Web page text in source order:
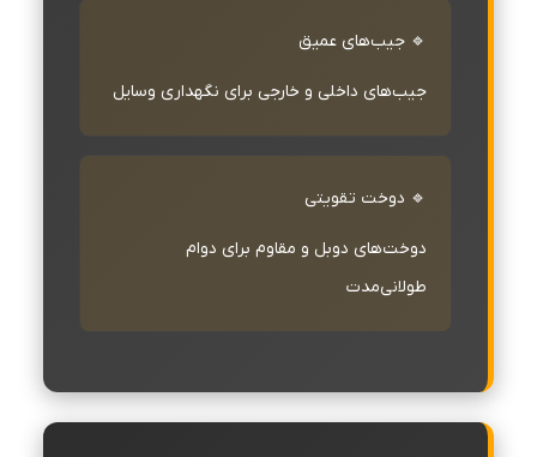
🔹 جیب‌های عمیق
جیب‌های داخلی و خارجی برای نگهداری وسایل
🔹 دوخت تقویتی
دوخت‌های دوبل و مقاوم برای دوام
طولانی‌مدت